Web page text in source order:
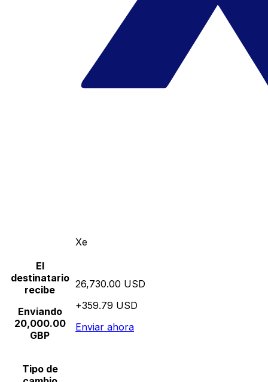
Xe
El
destinatario
recibe
Enviando
20,000.00
GBP
26,730.00 USD
+359.79 USD
Enviar ahora
Tipo de